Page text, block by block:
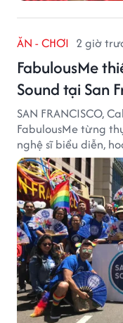
ĂN - CHƠI 2 giờ
FabulousMe
Sound tại San
SAN FRANCISCO,
FabulousMe từng
nghệ sĩ biểu diễn,
2019 mang một bối
chức phi lợi nhuận
lĩnh vực phòng
và xây dựng môi